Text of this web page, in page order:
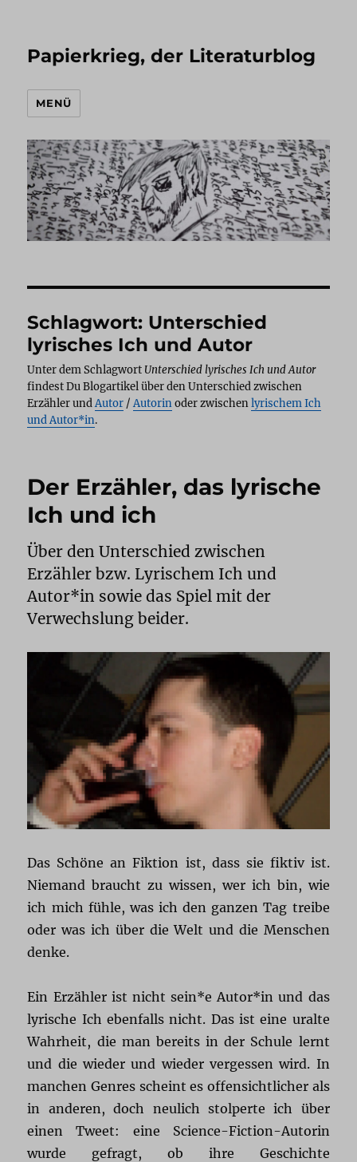
Papierkrieg, der Literaturblog
MENÜ
Schlagwort: Unterschied
lyrisches Ich und Autor
Unter dem Schlagwort Unterschied lyrisches Ich und Autor
findest Du Blogartikel über den Unterschied zwischen
Erzähler undAutor /Autorinoder zwischenlyrischem Ich
und Autor*in.
Der Erzähler, das lyrische
Ich und ich
Über den Unterschied zwischen
Erzähler bzw. Lyrischem Ich und
Autor*in sowie das Spiel mit der
Verwechslung beider.
Das Schöne an Fiktion ist, dass sie fiktiv ist.
Niemand braucht zu wissen, wer ich bin, wie
ich mich fühle, was ich den ganzen Tag treibe
oder was ich über die Welt und die Menschen
denke.
Ein Erzähler ist nicht sein*e Autor*in und das
lyrische Ich ebenfalls nicht. Das ist eine uralte
Wahrheit, die man bereits in der Schule lernt
und die wieder und wieder vergessen wird. In
manchen Genres scheint es offensichtlicher als
in anderen, doch neulich stolperte ich über
einen Tweet: eine Science-Fiction-Autorin
wurde gefragt, ob ihre Geschichte